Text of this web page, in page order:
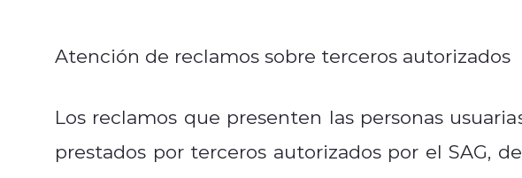
Atención de reclamos sobre terceros autorizados
Los reclamos que presenten las personas
prestados por terceros autorizados por el SAG,